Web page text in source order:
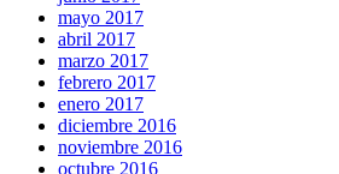
mayo 2017
abril 2017
marzo 2017
febrero 2017
enero 2017
diciembre 2016
noviembre 2016
octubre 2016